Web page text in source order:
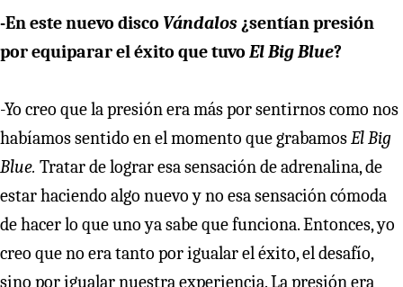
-En este nuevo disco Vándalos ¿sentían presión
por equiparar el éxito que tuvo El Big Blue?
-Yo creo que la presión era más por sentirnos como nos
habíamos sentido en el momento que grabamos El Big
Blue. Tratar de lograr esa sensación de adrenalina, de
estar haciendo algo nuevo y no esa sensación cómoda
de hacer lo que uno ya sabe que funciona. Entonces, yo
creo que no era tanto por igualar el éxito, el desafío,
sino por igualar nuestra experiencia. La presión era